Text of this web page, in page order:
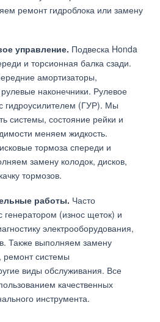
ремонт гидроблока или замену
управление. Подвеска Honda
и торсионная балка сзади.
амортизаторы,
наконечники. Рулевое
гидроусилителем (ГУР). Мы
системы, состояние рейки и
меняем жидкость.
тормоза спереди и
замену колодок, дисков,
тормозов.
работы. Часто
(износ щеток) и
электрооборудования,
Также выполняем замену
системы
виды обслуживания. Все
качественных
инструмента.